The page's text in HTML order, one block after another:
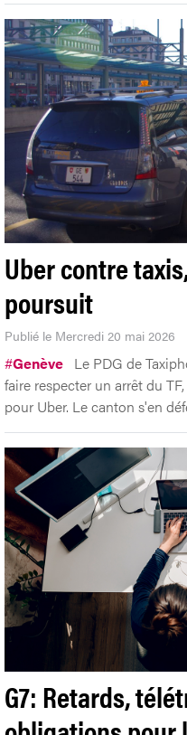
Uber contre
poursuit
Publié le Mercredi 20 mai 2026
#Genève Le PDG de
faire respecter un arrêt du
pour Uber. Le canton s'en
G7: Retards,